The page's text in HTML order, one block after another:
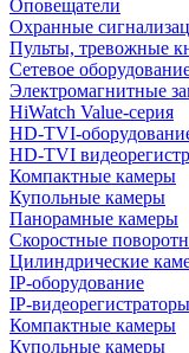
Оповещатели
Охранные
Пульты, тревожные
Сетевое
Электромагнитные
HiWatch Value-серия
HD-TVI-
HD-TVI
Компактные камеры
Купольные камеры
Панорамные камеры
Скоростные
Цилиндрические
IP-оборудование
IP-видеорегистраторы
Компактные камеры
Купольные камеры